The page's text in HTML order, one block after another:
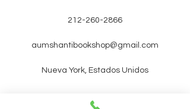
212-260-2866
aumshantibookshop@gmail.com
Nueva York, Estados Unidos